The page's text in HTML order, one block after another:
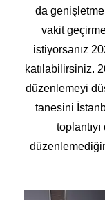
da
vakit
istiyorsanız
katılabilirsiniz.
düzenlemeyi
tanesini